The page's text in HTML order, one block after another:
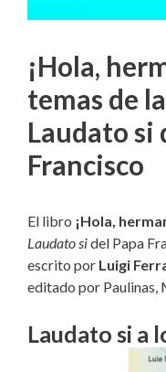
¡Hola,
temas de
Laudato si
Francisco
El libro ¡Hola,
Laudato sidel Papa
escrito por Luigi
editado por Paulinas,
Laudato si a